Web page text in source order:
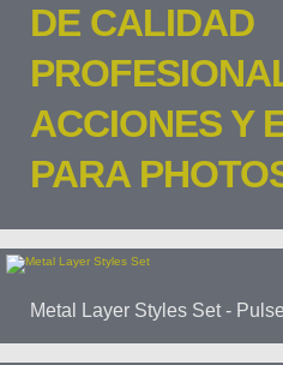
DE CALIDAD
ACCIONES Y
PARA
Metal Layer Styles Set -